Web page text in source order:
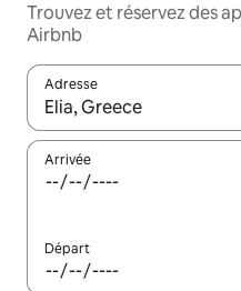
Trouvez et réservez des
Airbnb
Adresse
Lorsque les résultats
Arrivée
Départ